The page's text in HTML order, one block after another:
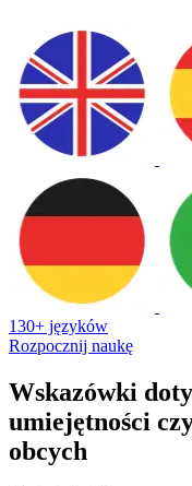
130+ języków
Rozpocznij naukę
Wskazówki
umiejętności
obcych